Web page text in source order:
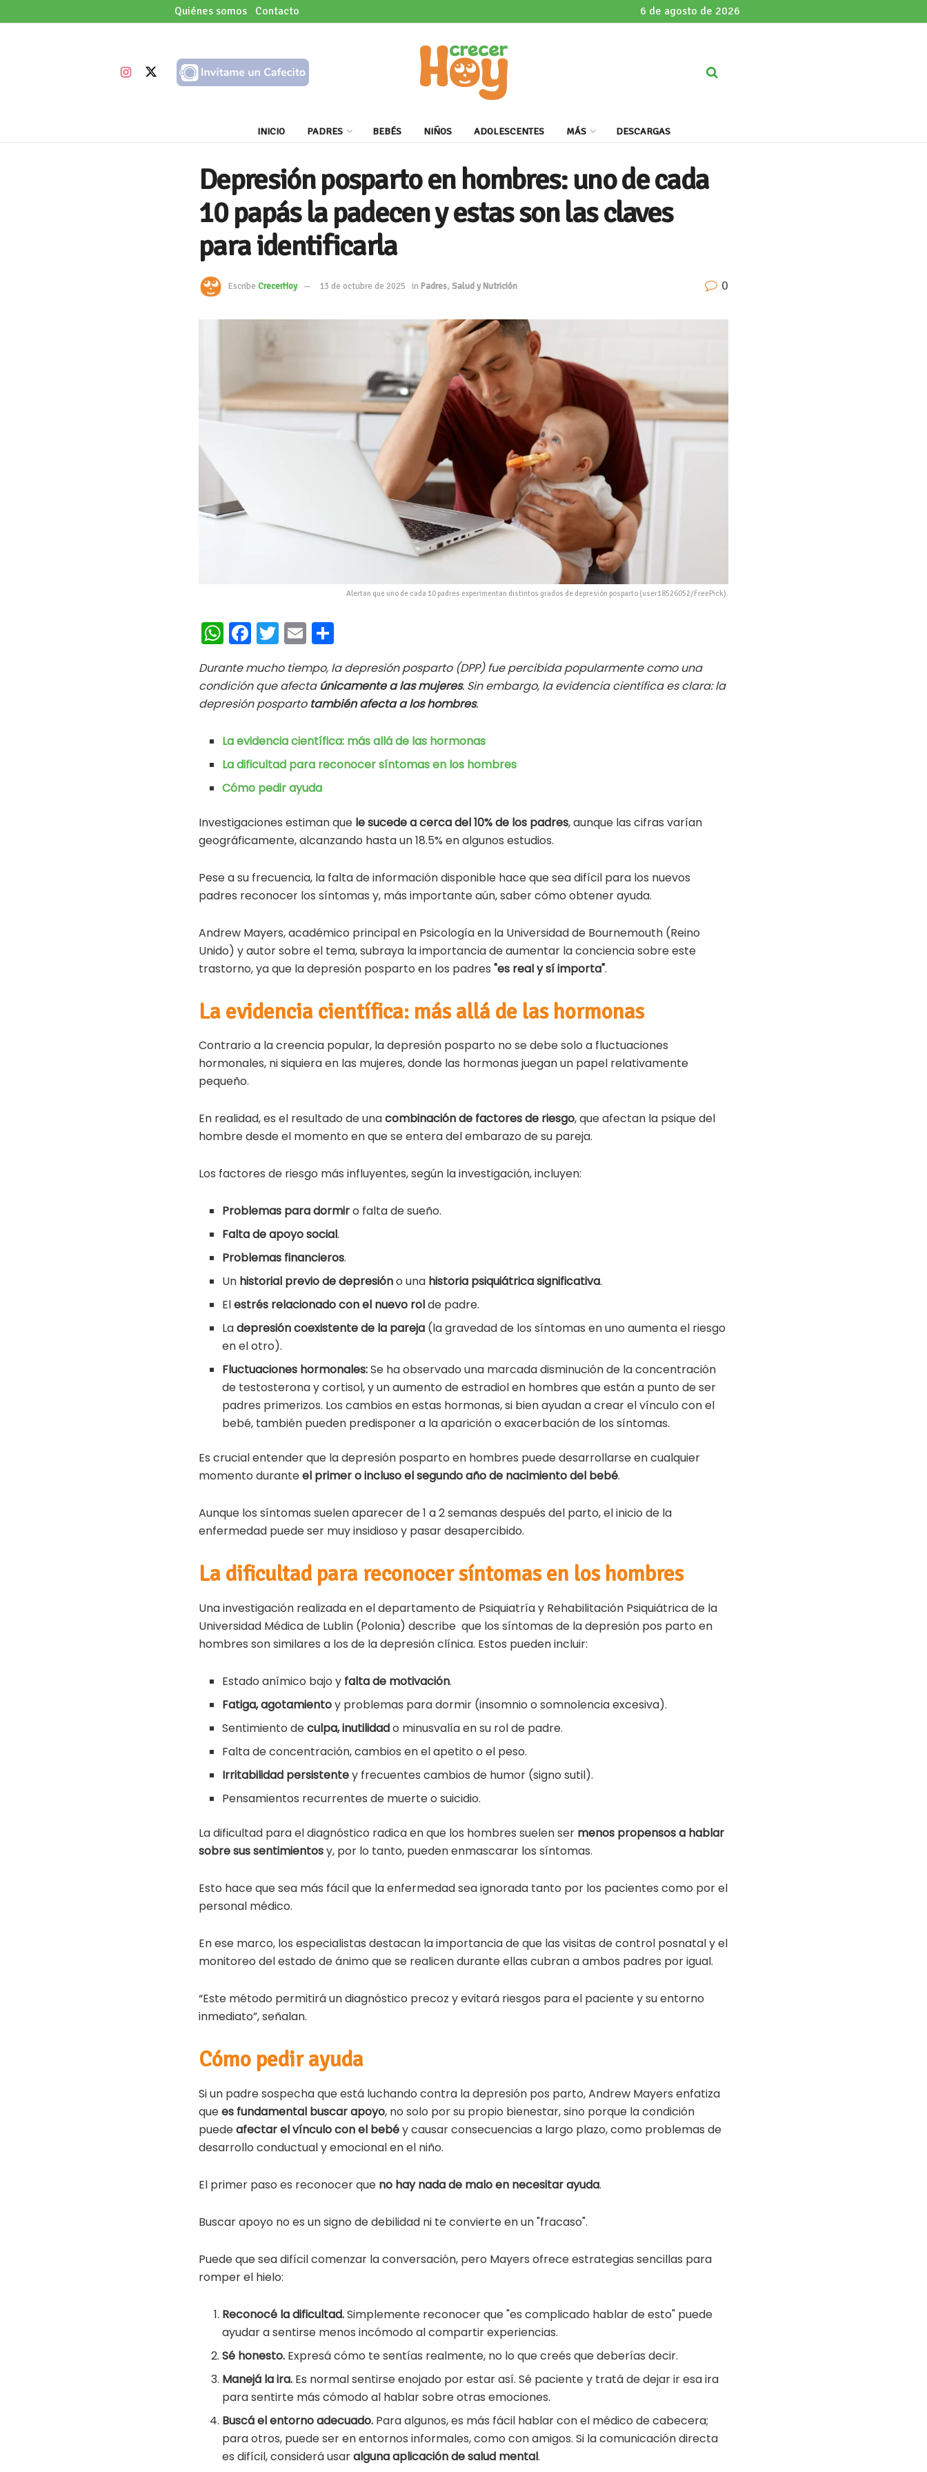
Quiénes somos Contacto 6 de agosto de 2026
INICIO PADRES BEBÉS NIÑOS ADOLESCENTES MÁS DESCARGAS
Depresión posparto en hombres: uno de cada
10 papás la padecen y estas son las claves
para identificarla
Escribe CrecerHoy 13 de octubre de 2025 in Padres, Salud y Nutrición 0
Alertan que uno de cada 10 padres experimentan distintos grados de depresión posparto (user18526052/FreePick).
W
at
s
p
p
Fa
b
oo
T
tt
er
E
ai
l
m
p
ti
r
Durante mucho tiempo, la depresión posparto (DPP) fue percibida popularmente como una
condición que afecta únicamente a las mujeres. Sin embargo, la evidencia científica es clara: la
depresión posparto también afecta a los hombres.
La evidencia científica: más allá de las hormonas
La dificultad para reconocer síntomas en los hombres
Cómo pedir ayuda
Investigaciones estiman que le sucede a cerca del 10% de los padres, aunque las cifras varían
geográficamente, alcanzando hasta un 18.5% en algunos estudios.
Pese a su frecuencia, la falta de información disponible hace que sea difícil para los nuevos
padres reconocer los síntomas y, más importante aún, saber cómo obtener ayuda.
Andrew Mayers, académico principal en Psicología en la Universidad de Bournemouth (Reino
Unido) y autor sobre el tema, subraya la importancia de aumentar la conciencia sobre este
trastorno, ya que la depresión posparto en los padres "es real y sí importa".
La evidencia científica: más allá de las hormonas
Contrario a la creencia popular, la depresión posparto no se debe solo a fluctuaciones
hormonales, ni siquiera en las mujeres, donde las hormonas juegan un papel relativamente
pequeño.
En realidad, es el resultado de unacombinación de factores de riesgo, que afectan la psique del
hombre desde el momento en que se entera del embarazo de su pareja.
Los factores de riesgo más influyentes, según la investigación, incluyen:
Problemas para dormiro falta de sueño.
Falta de apoyo social.
Problemas financieros.
Un historial previo de depresióno una historia psiquiátrica significativa.
Elestrés relacionado con el nuevo rolde padre.
Ladepresión coexistente de la pareja (la gravedad de los síntomas en uno aumenta el riesgo
en el otro).
Fluctuaciones hormonales:Se ha observado una marcada disminución de la concentración
de testosterona y cortisol, y un aumento de estradiol en hombres que están a punto de ser
padres primerizos. Los cambios en estas hormonas, si bien ayudan a crear el vínculo con el
bebé, también pueden predisponer a la aparición o exacerbación de los síntomas.
Es crucial entender que la depresión posparto en hombres puede desarrollarse en cualquier
momento duranteel primer o incluso el segundo año de nacimiento del bebé.
Aunque los síntomas suelen aparecer de 1 a 2 semanas después del parto, el inicio de la
enfermedad puede ser muy insidioso y pasar desapercibido.
La dificultad para reconocer síntomas en los hombres
Una investigación realizada en el departamento de Psiquiatría y Rehabilitación Psiquiátrica de la
Universidad Médica de Lublin (Polonia) describe que los síntomas de la depresión pos parto en
hombres son similares a los de la depresión clínica. Estos pueden incluir:
Estado anímico bajo y falta de motivación.
Fatiga, agotamientoy problemas para dormir (insomnio o somnolencia excesiva).
Sentimiento deculpa, inutilidado minusvalía en su rol de padre.
Falta de concentración, cambios en el apetito o el peso.
Irritabilidad persistentey frecuentes cambios de humor (signo sutil).
Pensamientos recurrentes de muerte o suicidio.
La dificultad para el diagnóstico radica en que los hombres suelen ser menos propensos a hablar
sobre sus sentimientosy, por lo tanto, pueden enmascarar los síntomas.
Esto hace que sea más fácil que la enfermedad sea ignorada tanto por los pacientes como por el
personal médico.
En ese marco, los especialistas destacan la importancia de que las visitas de control posnatal y el
monitoreo del estado de ánimo que se realicen durante ellas cubran a ambos padres por igual.
“Este método permitirá un diagnóstico precoz y evitará riesgos para el paciente y su entorno
inmediato”, señalan.
Cómo pedir ayuda
Si un padre sospecha que está luchando contra la depresión pos parto, Andrew Mayers enfatiza
quees fundamental buscar apoyo, no solo por su propio bienestar, sino porque la condición
puedeafectar el vínculo con el bebéy causar consecuencias a largo plazo, como problemas de
desarrollo conductual y emocional en el niño.
El primer paso es reconocer que no hay nada de malo en necesitar ayuda.
Buscar apoyo no es un signo de debilidad ni te convierte en un "fracaso".
Puede que sea difícil comenzar la conversación, pero Mayers ofrece estrategias sencillas para
romper el hielo:
Reconocé la dificultad.Simplemente reconocer que "es complicado hablar de esto" puede
ayudar a sentirse menos incómodo al compartir experiencias.
Sé honesto. Expresá cómo te sentías realmente, no lo que creés que deberías decir.
Manejá la ira. Es normal sentirse enojado por estar así. Sé paciente y tratá de dejar ir esa ira
para sentirte más cómodo al hablar sobre otras emociones.
Buscá el entorno adecuado. Para algunos, es más fácil hablar con el médico de cabecera;
para otros, puede ser en entornos informales, como con amigos. Si la comunicación directa
es difícil, considerá usaralguna aplicación de salud mental.